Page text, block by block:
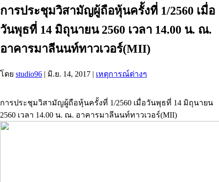
การประชุมวิสามัญผู้ถือหุ้นครั้งที่ 1/2560 เมื่อ
วันพุธที่ 14 มิถุนายน 2560 เวลา 14.00 น. ณ.
อาคารมาลีนนท์ทาวเวอร์(MII)
โดย studio96 | มิ.ย. 14, 2017 | เหตุการณ์ต่างๆ
การประชุมวิสามัญผู้ถือหุ้นครั้งที่ 1/2560 เมื่อวันพุธที่ 14 มิถุนายน
2560 เวลา 14.00 น. ณ. อาคารมาลีนนท์ทาวเวอร์(MII)